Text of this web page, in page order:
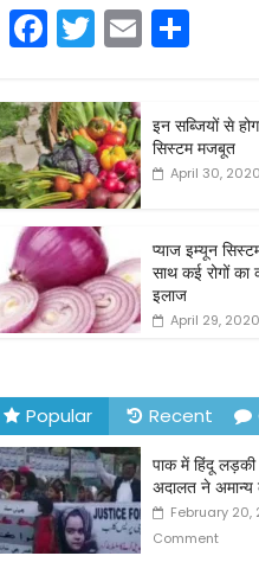
F
a
c
e
b
o
o
k
T
w
itt
er
E
m
ar
e
इन सब्जियों से
सिस्टम मजबूत
April 30, 2020
प्याज इम्यून
साथ कई रोगों का
इलाज
April 29, 2020
Popular Recent
पाक में हिंदू
अदालत ने अमान्य
February 20,
Comment